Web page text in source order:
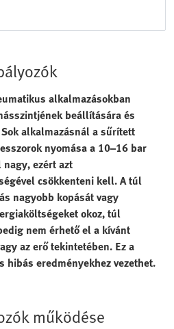
alkalmazásokban
beállítására és
alkalmazásnál a sűrített
nyomása a 10–16 bar
ezért azt
csökkenteni kell. A túl
nagyobb kopását vagy
okoz, túl
nem érhető el a kívánt
az erő tekintetében. Ez a
hibás eredményekhez vezethet.
működése